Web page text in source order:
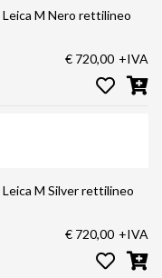
Laowa Venus Optics obiettivo 9mm f/5.6 Leica M Nero rettilineo
€ 720,00 +IVA
Laowa Venus Optics obiettivo 9mm f/5.6 Leica M Silver rettilineo
€ 720,00 +IVA